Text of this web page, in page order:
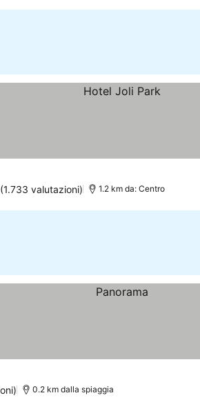
(1.733 valutazioni) 1.2 km da: Centro
0.2 km dalla spiaggia